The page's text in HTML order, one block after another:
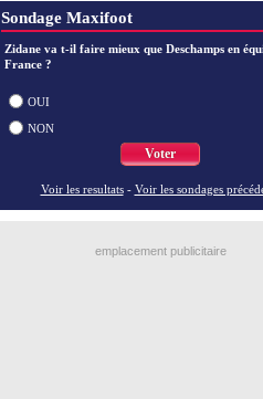
Sondage Maxifoot
Zidane va t-il faire mieux que Deschamps en
France ?
OUI
NON
Voter
Voir les resultats - Voir les sondages
emplacement publicitaire